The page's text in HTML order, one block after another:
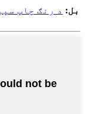
بل: د رنګ چاپ